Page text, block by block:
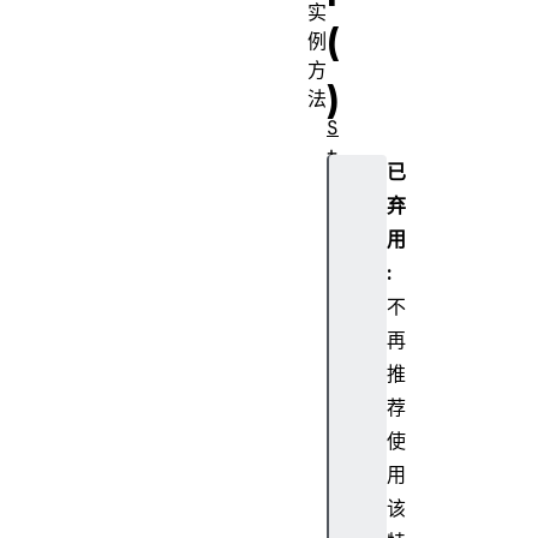
(
)
已
弃
用
:
不
再
推
荐
使
用
该
实
例
方
法
S
t